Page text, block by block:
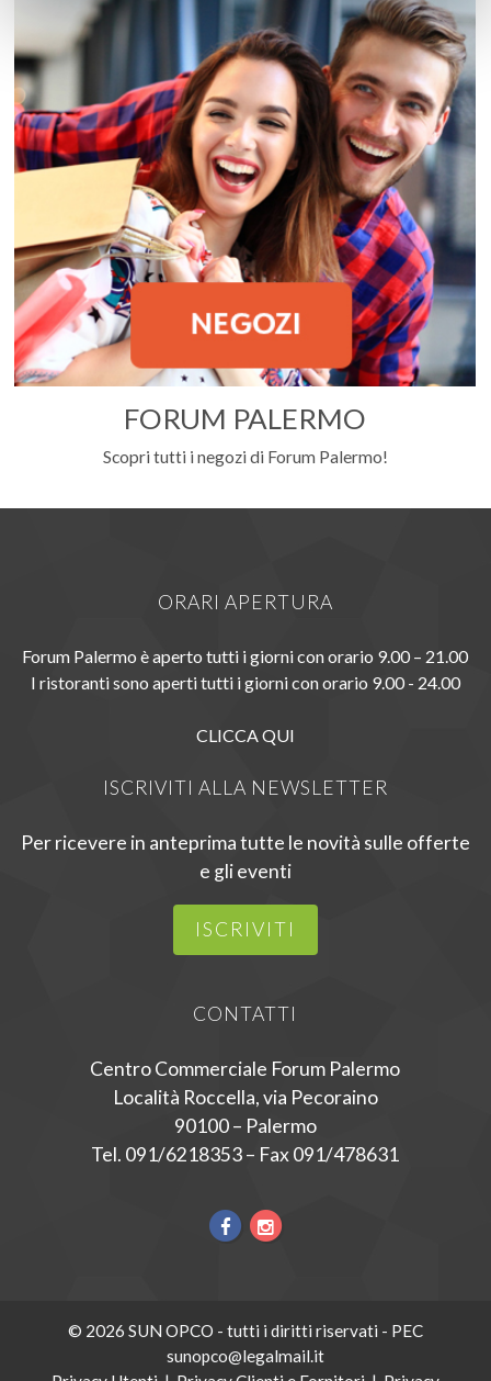
FORUM PALERMO
Scopri tutti i negozi di Forum Palermo!
ORARI APERTURA
Forum Palermo è aperto tutti i giorni con orario 9.00 – 21.00
I ristoranti sono aperti tutti i giorni con orario 9.00 - 24.00
CLICCA QUI
ISCRIVITI ALLA NEWSLETTER
Per ricevere in anteprima tutte le novità sulle offerte
e gli eventi
ISCRIVITI
CONTATTI
Centro Commerciale Forum Palermo
Località Roccella, via Pecoraino
90100 – Palermo
Tel. 091/6218353 – Fax 091/478631
© 2026 SUN OPCO - tutti i diritti riservati - PEC
sunopco@legalmail.it